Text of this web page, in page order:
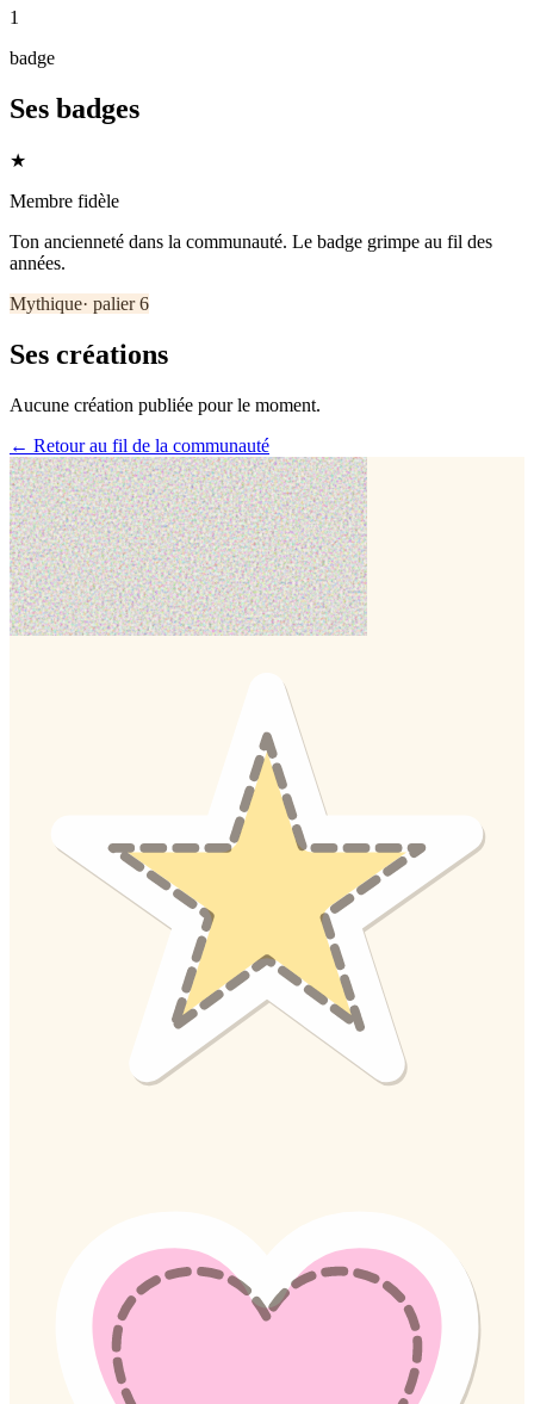
1
badge
Ses badges
★
Membre fidèle
Ton ancienneté dans la communauté. Le badge grimpe au fil des
années.
Mythique· palier6
Ses créations
Aucune création publiée pour le moment.
← Retour au fil de la communauté